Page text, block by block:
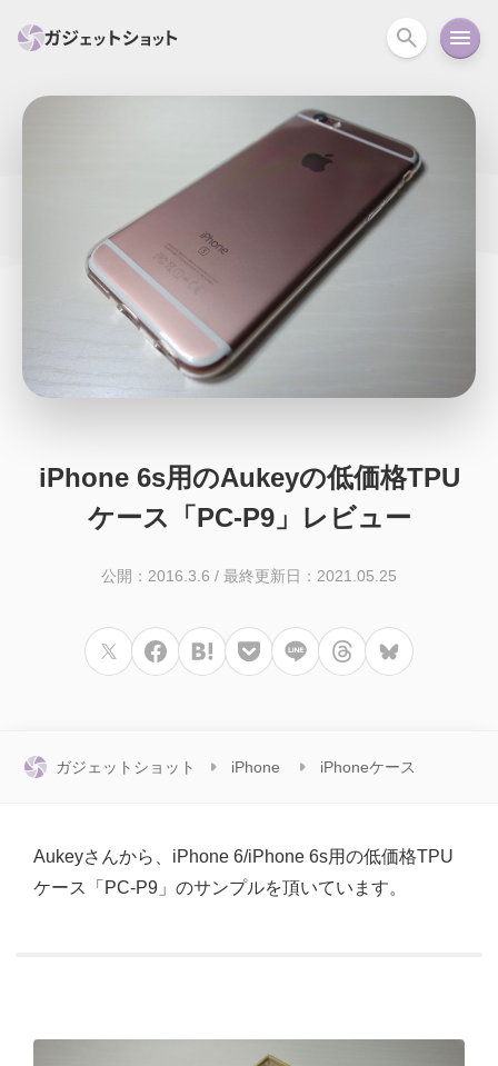
セール情報 スマートホーム アクションカメラ
iPhone iPad Android
ニュース オーディオ
iPhone 6s用のAukeyの低価格TPU
ケース「PC-P9」レビュー
公開：2016.3.6 / 最終更新日：2021.05.25
ガジェットショット iPhone iPhoneケース
Aukeyさんから、iPhone 6/iPhone 6s用の低価格TPU
ケース「PC-P9」のサンプルを頂いています。